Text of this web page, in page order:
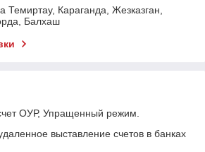
Темиртау, Караганда, Жезказган,
Балхаш
ОУР, Упращенный режим.
выставление счетов в банках